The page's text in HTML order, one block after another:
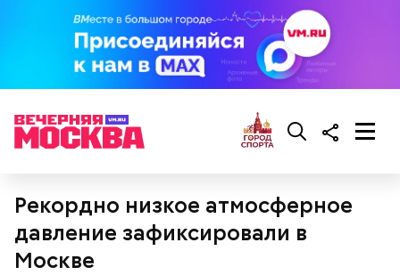
Рекордно низкое атмосферное
давление зафиксировали в
Москве